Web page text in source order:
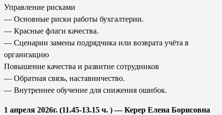
Управление рисками
— Основные риски работы бухгалтерии.
— Красные флаги качества.
— Сценарии замены подрядчика или возврата учёта в
организацию
Повышение качества и развитие сотрудников
— Обратная связь, наставничество.
— Внутреннее обучение для снижения ошибок.
1 апреля 2026г. (11.45-13.15 ч. ) — Керер Елена Борисовна